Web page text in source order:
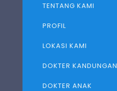
TENTANG KAMI
PROFIL
LOKASI KAMI
DOKTER KANDUNGAN
DOKTER ANAK